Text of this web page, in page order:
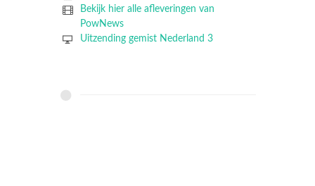
Bekijk hier alle afleveringen van
PowNews
Uitzending gemist Nederland 3